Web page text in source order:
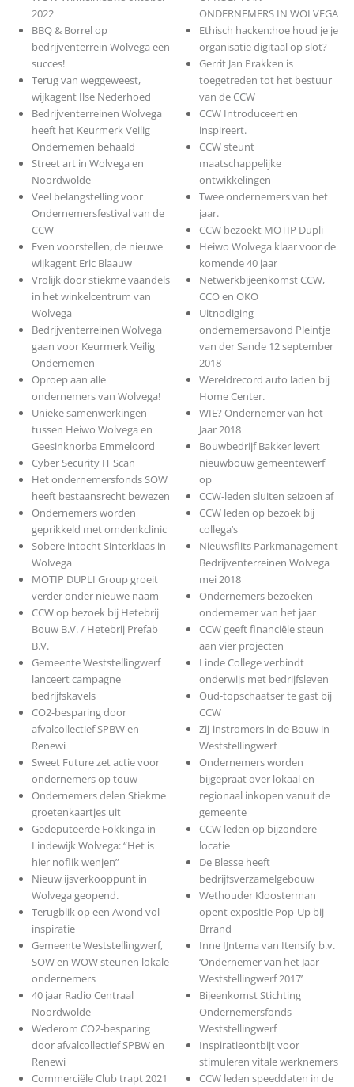
2022
BBQ & Borrel op
bedrijventerrein Wolvega een
succes!
Terug van weggeweest,
wijkagent Ilse Nederhoed
Bedrijventerreinen Wolvega
heeft het Keurmerk Veilig
Ondernemen behaald
Street art in Wolvega en
Noordwolde
Veel belangstelling voor
Ondernemersfestival van de
CCW
Even voorstellen, de nieuwe
wijkagent Eric Blaauw
Vrolijk door stiekme vaandels
in het winkelcentrum van
Wolvega
Bedrijventerreinen Wolvega
gaan voor Keurmerk Veilig
Ondernemen
Oproep aan alle
ondernemers van Wolvega!
Unieke samenwerkingen
tussen Heiwo Wolvega en
Geesinknorba Emmeloord
Cyber Security IT Scan
Het ondernemersfonds SOW
heeft bestaansrecht bewezen
Ondernemers worden
geprikkeld met omdenkclinic
Sobere intocht Sinterklaas in
Wolvega
MOTIP DUPLI Group groeit
verder onder nieuwe naam
CCW op bezoek bij Hetebrij
Bouw B.V. / Hetebrij Prefab
B.V.
Gemeente Weststellingwerf
lanceert campagne
bedrijfskavels
CO2-besparing door
afvalcollectief SPBW en
Renewi
Sweet Future zet actie voor
ondernemers op touw
Ondernemers delen Stiekme
groetenkaartjes uit
Gedeputeerde Fokkinga in
Lindewijk Wolvega: “Het is
hier noflik wenjen”
Nieuw ijsverkooppunt in
Wolvega geopend.
Terugblik op een Avond vol
inspiratie
Gemeente Weststellingwerf,
SOW en WOW steunen lokale
ondernemers
40 jaar Radio Centraal
Noordwolde
Wederom CO2-besparing
door afvalcollectief SPBW en
Renewi
Commerciële Club trapt 2021
ONDERNEMERS IN WOLVEGA
Ethisch hacken:hoe houd je je
organisatie digitaal op slot?
Gerrit Jan Prakken is
toegetreden tot het bestuur
van de CCW
CCW Introduceert en
inspireert.
CCW steunt
maatschappelijke
ontwikkelingen
Twee ondernemers van het
jaar.
CCW bezoekt MOTIP Dupli
Heiwo Wolvega klaar voor de
komende 40 jaar
Netwerkbijeenkomst CCW,
CCO en OKO
Uitnodiging
ondernemersavond Pleintje
van der Sande 12 september
2018
Wereldrecord auto laden bij
Home Center.
WIE? Ondernemer van het
Jaar 2018
Bouwbedrijf Bakker levert
nieuwbouw gemeentewerf
op
CCW-leden sluiten seizoen af
CCW leden op bezoek bij
collega’s
Nieuwsflits Parkmanagement
Bedrijventerreinen Wolvega
mei 2018
Ondernemers bezoeken
ondernemer van het jaar
CCW geeft financiële steun
aan vier projecten
Linde College verbindt
onderwijs met bedrijfsleven
Oud-topschaatser te gast bij
CCW
Zij-instromers in de Bouw in
Weststellingwerf
Ondernemers worden
bijgepraat over lokaal en
regionaal inkopen vanuit de
gemeente
CCW leden op bijzondere
locatie
De Blesse heeft
bedrijfsverzamelgebouw
Wethouder Kloosterman
opent expositie Pop-Up bij
Brrand
Inne IJntema van Itensify b.v.
‘Ondernemer van het Jaar
Weststellingwerf 2017’
Bijeenkomst Stichting
Ondernemersfonds
Weststellingwerf
Inspiratieontbijt voor
stimuleren vitale werknemers
CCW leden speeddaten in de